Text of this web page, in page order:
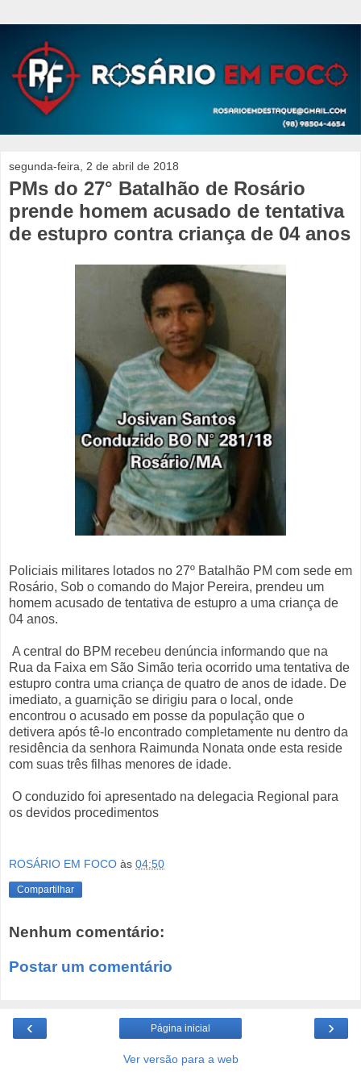
segunda-feira, 2 de abril de 2018
PMs do 27° Batalhão de Rosário
prende homem acusado de tentativa
de estupro contra criança de 04 anos
Policiais militares lotados no 27º Batalhão PM com sede em
Rosário, Sob o comando do Major Pereira, prendeu um
homem acusado de tentativa de estupro a uma criança de
04 anos.
A central do BPM recebeu denúncia informando que na
Rua da Faixa em São Simão teria ocorrido uma tentativa de
estupro contra uma criança de quatro de anos de idade. De
imediato, a guarnição se dirigiu para o local, onde
encontrou o acusado em posse da população que o
detivera após tê-lo encontrado completamente nu dentro da
residência da senhora Raimunda Nonata onde esta reside
com suas três filhas menores de idade.
O conduzido foi apresentado na delegacia Regional para
os devidos procedimentos
ROSÁRIO EM FOCO às 04:50
Compartilhar
Nenhum comentário:
Postar um comentário
‹ ›
Página inicial
Ver versão para a web